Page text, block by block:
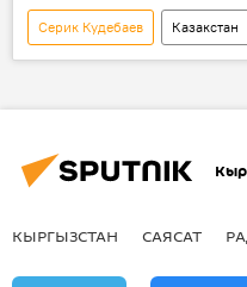
Серик Кудебаев Казакстан
полиция
качуу
КЫРГЫЗСТАН САЯСАТ